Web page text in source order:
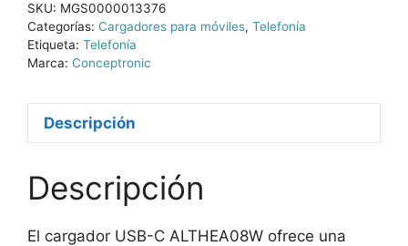
SKU: MGS0000013376
Categorías: Cargadores para móviles, Telefonía
Etiqueta: Telefonía
Marca: Conceptronic
Descripción
Descripción
El cargador USB-C ALTHEA08W ofrece una